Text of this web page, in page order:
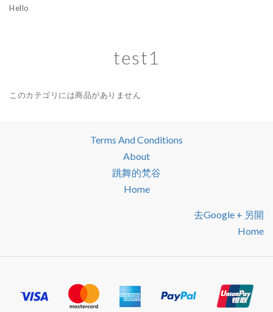
Hello
test1
このカテゴリには商品がありません
Terms And Conditions
About
跳舞的梵谷
Home
去google + 另開
Home